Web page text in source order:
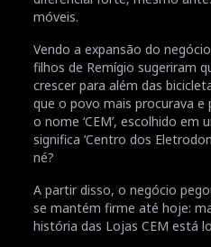
móveis.
Vendo a expansão do
filhos de Remígio sugeriram
crescer para além das
que o povo mais procurava e
o nome ‘CEM’, escolhido em
significa ‘Centro dos
né?
A partir disso, o negócio
se mantém firme até hoje:
história das Lojas CEM está